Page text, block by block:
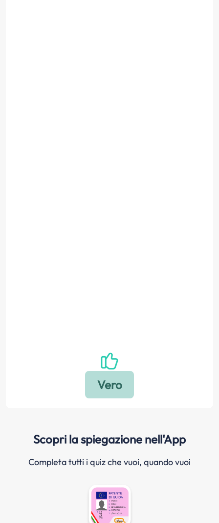
Scopri la spiegazione nell'App
Completa tutti i quiz che vuoi, quando vuoi